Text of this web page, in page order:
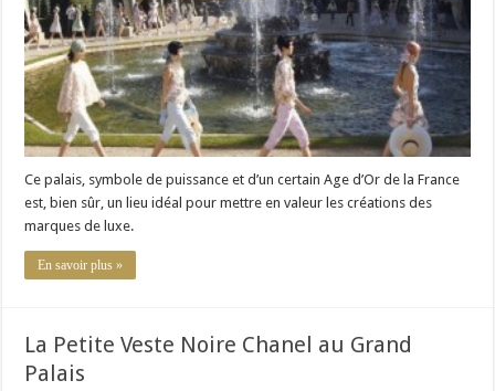
Ce palais, symbole de puissance et d’un certain Age d’Or de la France
est, bien sûr, un lieu idéal pour mettre en valeur les créations des
marques de luxe.
En savoir plus »
La Petite Veste Noire Chanel au Grand
Palais